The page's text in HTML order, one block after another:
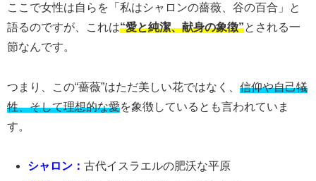
ここで女性は自らを「私はシャロンの薔薇、谷の百合」と
語るのですが、これは“愛と純潔、献身の象徴”とされる一
節なんです。
つまり、この“薔薇”はただ美しい花ではなく、 信仰や自己犠
牲、そして理想的な愛を象徴しているとも言われていま
す。
シャロン：古代イスラエルの肥沃な平原